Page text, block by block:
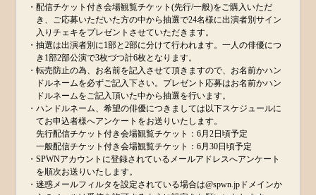
・配信チケット付き会場観覧チケット(先行/一般)をご購入いただ
き、ご応募いただいた方の中から抽選で24名様に出演者別サイン
入りチェキをプレゼントさせていただきます。
・抽選は出演者別に1部と2部に分けて行われます。一人の俳優につ
き1部2部公演で3枚づつ計6枚となります。
・転売防止の為、お名前を記入させて頂きますので、お名前かハン
ドルネームを必ずご記入下さい。プレゼント応募はお名前かハン
ドルネームをご記入頂いた中から抽選を行います。
・ハンドルネーム、希望の俳優につきましては以下スケジュールに
てお申込者様へアンケートをお送りいたします。
先行配信チケット付き会場観覧チケット：6月2日頃予定
一般配信チケット付き会場観覧チケット：6月30日頃予定
・SPWNアカウントに登録されているメールアドレスへアンケート
を順次お送りいたします。
・迷惑メールフィルタを設定されている場合は@spwn.jpドメインか